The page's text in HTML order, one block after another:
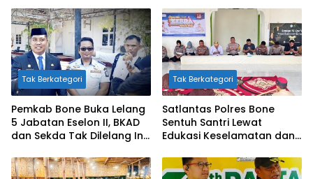
Bahaya Narkotika
Bersama BNNK
Tak Berkategori
Pemkab Bone Buka Lelang
5 Jabatan Eselon II, BKAD
dan Sekda Tak Dilelang Ini
Tak Berkategori
Satlantas Polres Bone
Sentuh Santri Lewat
Edukasi Keselamatan dan